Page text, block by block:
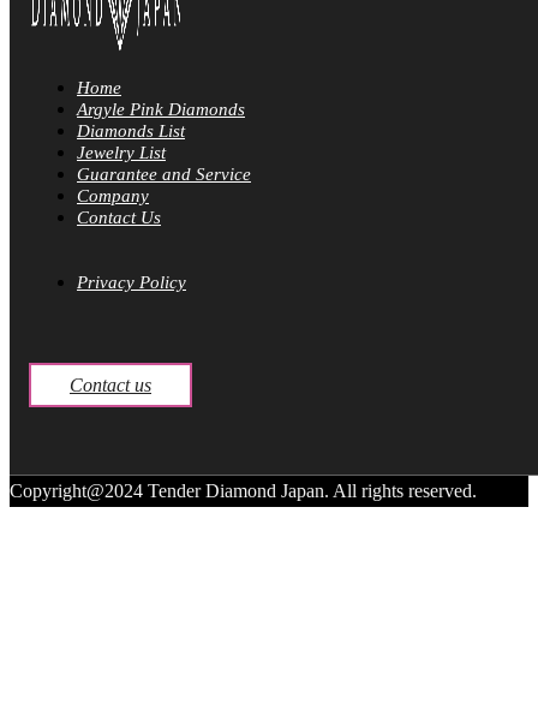
Home
Argyle Pink Diamonds
Diamonds List
Jewelry List
Guarantee and Service
Company
Contact Us
Privacy Policy
Contact us
Copyright@2024 Tender Diamond Japan. All rights reserved.